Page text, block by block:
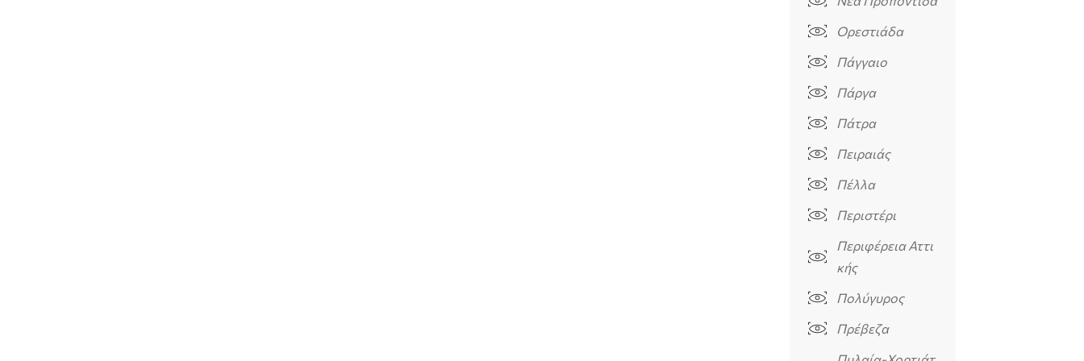
Ορεστιάδα
Πάγγαιο
Πάργα
Πάτρα
Πειραιάς
Πέλλα
Περιστέρι
Περιφέρεια Αττι
κής
Πολύγυρος
Πρέβεζα